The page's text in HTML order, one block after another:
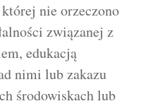
nie orzeczono
związanej z
edukacją
nimi lub zakazu
środowiskach lub